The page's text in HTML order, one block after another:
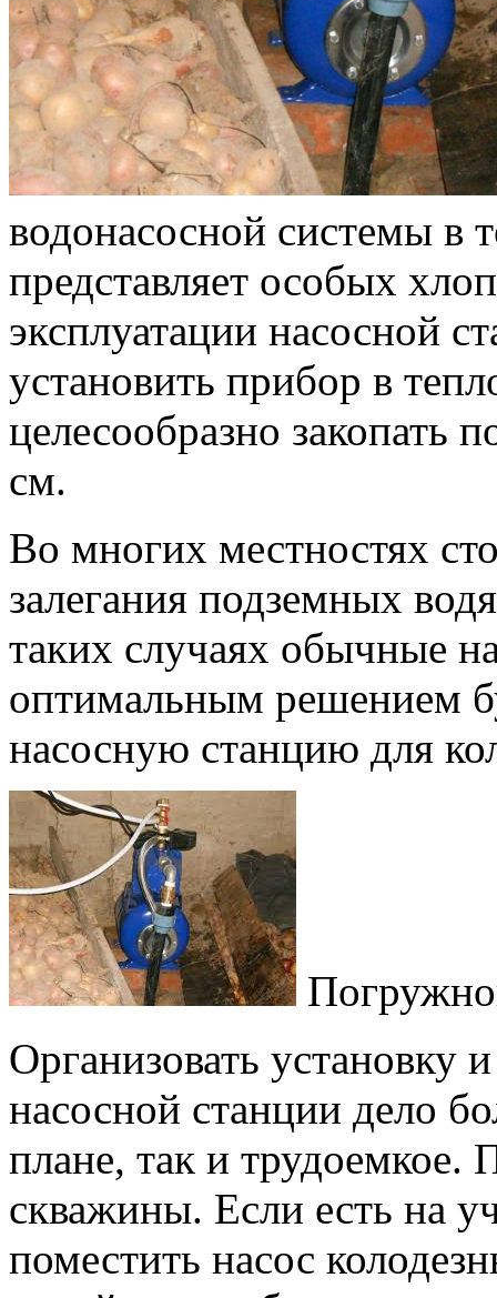
водонасосной системы в
представляет особых
эксплуатации насосной
установить прибор в
целесообразно закопать
см.
Во многих местностях
залегания подземных
таких случаях обычные
оптимальным решением
насосную станцию для
Организовать установку
насосной станции дело
плане, так и трудоемкое.
скважины. Если есть на
поместить насос